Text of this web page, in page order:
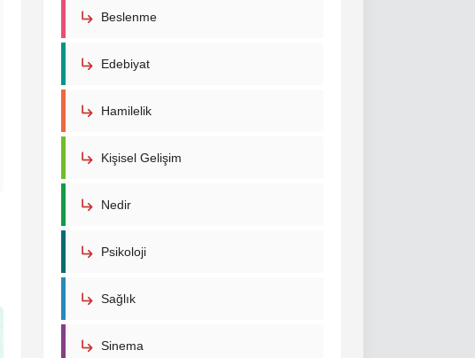
Beslenme
Edebiyat
Hamilelik
Kişisel Gelişim
Nedir
Psikoloji
Sağlık
Sinema